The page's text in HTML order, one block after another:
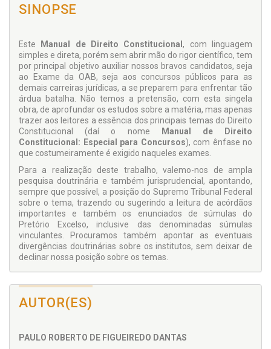
SINOPSE
Este Manual de Direito Constitucional, com linguagem
simples e direta, porém sem abrir mão do rigor científico, tem
por principal objetivo auxiliar nossos bravos candidatos, seja
ao Exame da OAB, seja aos concursos públicos para as
demais carreiras jurídicas, a se preparem para enfrentar tão
árdua batalha. Não temos a pretensão, com esta singela
obra, de aprofundar os estudos sobre a matéria, mas apenas
trazer aos leitores a essência dos principais temas do Direito
Constitucional (daí o nome
Manual de Direito
Constitucional: Especial para Concursos), com ênfase no
que costumeiramente é exigido naqueles exames.
Para a realização deste trabalho, valemo-nos de ampla
pesquisa doutrinária e também jurisprudencial, apontando,
sempre que possível, a posição do Supremo Tribunal Federal
sobre o tema, trazendo ou sugerindo a leitura de acórdãos
importantes e também os enunciados de súmulas do
Pretório Excelso, inclusive das denominadas súmulas
vinculantes. Procuramos também apontar as eventuais
divergências doutrinárias sobre os institutos, sem deixar de
declinar nossa posição sobre os temas.
AUTOR(ES)
PAULO ROBERTO DE FIGUEIREDO DANTAS